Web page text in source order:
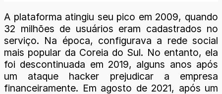
A plataforma atingiu seu pico em 2009, quando
32 milhões de usuários eram cadastrados no
serviço. Na época, configurava a rede social
mais popular da Coreia do Sul. No entanto, ela
foi descontinuada em 2019, alguns anos após
um ataque hacker prejudicar a empresa
financeiramente. Em agosto de 2021, após um